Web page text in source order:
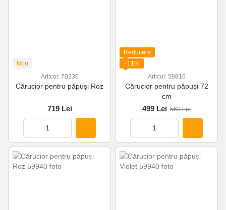
Nou
Articol: 70230
Cărucior pentru păpuși Roz
719 Lei
Reducere
−11%
Articol: 59816
Cărucior pentru păpuși 72
cm
499 Lei 560 Lei